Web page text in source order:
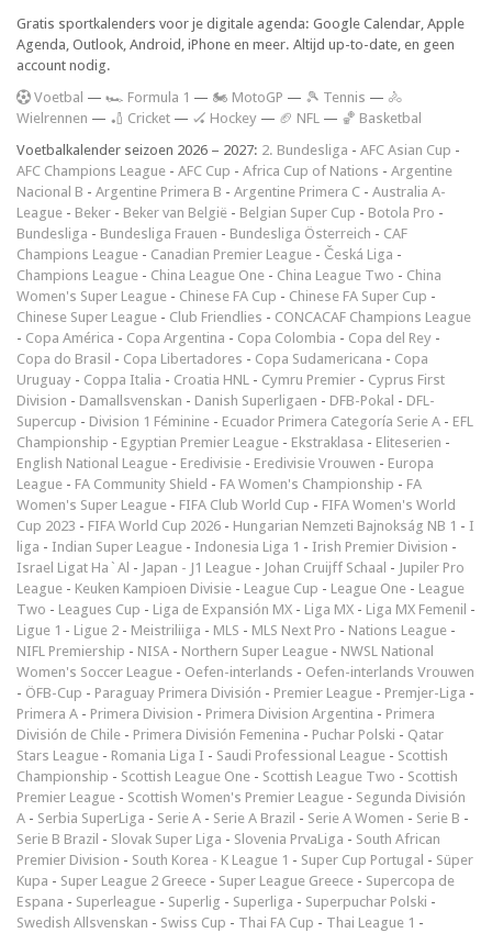
Gratis sportkalenders voor je digitale agenda: Google Calendar, Apple
Agenda, Outlook, Android, iPhone en meer. Altijd up-to-date, en geen
account nodig.
Voetbal — 🏎️ Formula 1 — 🏍 MotoGP — 🎾 Tennis — 🚴
Wielrennen — 🏏 Cricket — 🏑 Hockey — 🏈 NFL — 🏀 Basketbal
Voetbalkalender seizoen 2026 – 2027: 2. Bundesliga - AFC Asian Cup -
AFC Champions League - AFC Cup - Africa Cup of Nations - Argentine
Nacional B - Argentine Primera B - Argentine Primera C - Australia A-
League - Beker - Beker van België - Belgian Super Cup - Botola Pro -
Bundesliga - Bundesliga Frauen - Bundesliga Österreich - CAF
Champions League - Canadian Premier League - Česká Liga -
Champions League - China League One - China League Two - China
Women's Super League - Chinese FA Cup - Chinese FA Super Cup -
Chinese Super League - Club Friendlies - CONCACAF Champions League
- Copa América - Copa Argentina - Copa Colombia - Copa del Rey -
Copa do Brasil - Copa Libertadores - Copa Sudamericana - Copa
Uruguay - Coppa Italia - Croatia HNL - Cymru Premier - Cyprus First
Division - Damallsvenskan - Danish Superligaen - DFB-Pokal - DFL-
Supercup - Division 1 Féminine - Ecuador Primera Categoría Serie A - EFL
Championship - Egyptian Premier League - Ekstraklasa - Eliteserien -
English National League - Eredivisie - Eredivisie Vrouwen - Europa
League - FA Community Shield - FA Women's Championship - FA
Women's Super League - FIFA Club World Cup - FIFA Women's World
Cup 2023 - FIFA World Cup 2026 - Hungarian Nemzeti Bajnokság NB 1 - I
liga - Indian Super League - Indonesia Liga 1 - Irish Premier Division -
Israel Ligat Ha`Al - Japan - J1 League - Johan Cruijff Schaal - Jupiler Pro
League - Keuken Kampioen Divisie - League Cup - League One - League
Two - Leagues Cup - Liga de Expansión MX - Liga MX - Liga MX Femenil -
Ligue 1 - Ligue 2 - Meistriliiga - MLS - MLS Next Pro - Nations League -
NIFL Premiership - NISA - Northern Super League - NWSL National
Women's Soccer League - Oefen-interlands - Oefen-interlands Vrouwen
- ÖFB-Cup - Paraguay Primera División - Premier League - Premjer-Liga -
Primera A - Primera Division - Primera Division Argentina - Primera
División de Chile - Primera División Femenina - Puchar Polski - Qatar
Stars League - Romania Liga I - Saudi Professional League - Scottish
Championship - Scottish League One - Scottish League Two - Scottish
Premier League - Scottish Women's Premier League - Segunda División
A - Serbia SuperLiga - Serie A - Serie A Brazil - Serie A Women - Serie B -
Serie B Brazil - Slovak Super Liga - Slovenia PrvaLiga - South African
Premier Division - South Korea - K League 1 - Super Cup Portugal - Süper
Kupa - Super League 2 Greece - Super League Greece - Supercopa de
Espana - Superleague - Superlig - Superliga - Superpuchar Polski -
Swedish Allsvenskan - Swiss Cup - Thai FA Cup - Thai League 1 -